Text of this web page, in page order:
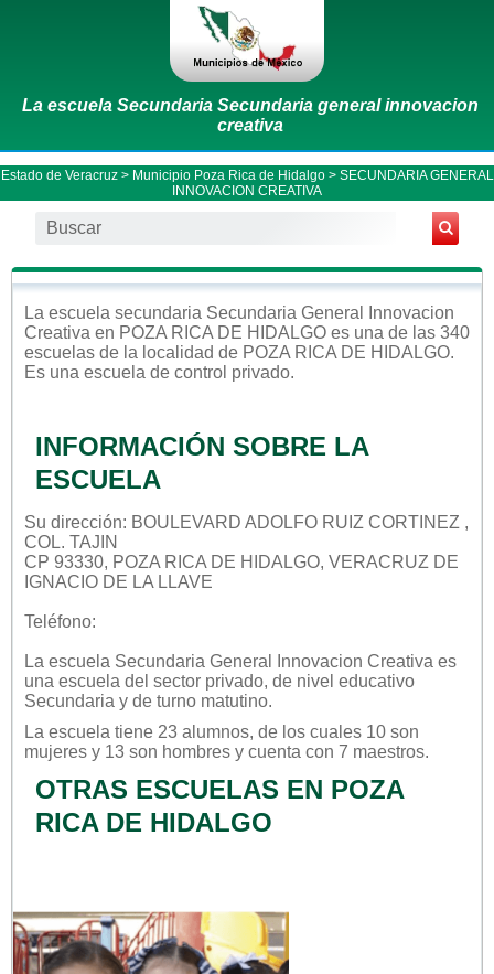
La escuela Secundaria Secundaria general innovacion
creativa
Estado de Veracruz> Municipio Poza Rica de Hidalgo> SECUNDARIA GENERAL
INNOVACION CREATIVA
La escuela secundaria Secundaria General Innovacion
Creativa en POZA RICA DE HIDALGO es una de las 340
escuelas de la localidad de POZA RICA DE HIDALGO.
Es una escuela de control privado.
INFORMACIÓN SOBRE LA
ESCUELA
Su dirección: BOULEVARD ADOLFO RUIZ CORTINEZ ,
COL. TAJIN
CP 93330, POZA RICA DE HIDALGO, VERACRUZ DE
IGNACIO DE LA LLAVE
Teléfono:
La escuela Secundaria General Innovacion Creativa es
una escuela del sector privado, de nivel educativo
Secundaria y de turno matutino.
La escuela tiene 23 alumnos, de los cuales 10 son
mujeres y 13 son hombres y cuenta con 7 maestros.
OTRAS ESCUELAS EN POZA
RICA DE HIDALGO